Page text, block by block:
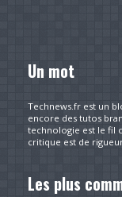
Un mot
Technews.fr est un
encore des tutos
technologie est le fil
critique est de
Les plus